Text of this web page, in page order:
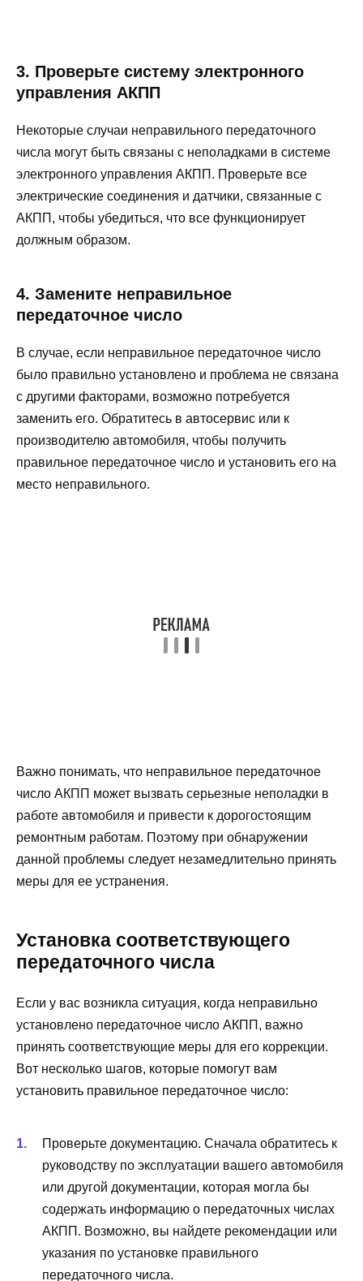
3. Проверьте систему электронного
управления АКПП
Некоторые случаи неправильного передаточного
числа могут быть связаны с неполадками в системе
электронного управления АКПП. Проверьте все
электрические соединения и датчики, связанные с
АКПП, чтобы убедиться, что все функционирует
должным образом.
4. Замените неправильное
передаточное число
В случае, если неправильное передаточное число
было правильно установлено и проблема не связана
с другими факторами, возможно потребуется
заменить его. Обратитесь в автосервис или к
производителю автомобиля, чтобы получить
правильное передаточное число и установить его на
место неправильного.
Важно понимать, что неправильное передаточное
число АКПП может вызвать серьезные неполадки в
работе автомобиля и привести к дорогостоящим
ремонтным работам. Поэтому при обнаружении
данной проблемы следует незамедлительно принять
меры для ее устранения.
Установка соответствующего
передаточного числа
Если у вас возникла ситуация, когда неправильно
установлено передаточное число АКПП, важно
принять соответствующие меры для его коррекции.
Вот несколько шагов, которые помогут вам
установить правильное передаточное число:
Проверьте документацию. Сначала обратитесь к
руководству по эксплуатации вашего автомобиля
или другой документации, которая могла бы
содержать информацию о передаточных числах
АКПП. Возможно, вы найдете рекомендации или
указания по установке правильного
передаточного числа.